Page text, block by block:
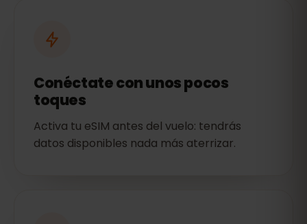
Conéctate con unos pocos
toques
Activa tu eSIM antes del vuelo: tendrás
datos disponibles nada más aterrizar.